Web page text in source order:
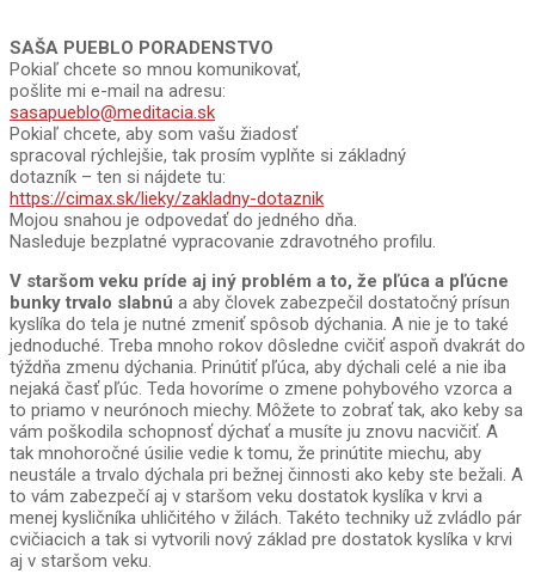
SAŠA PUEBLO PORADENSTVO
Pokiaľ chcete so mnou komunikovať,
pošlite mi e-mail na adresu:
sasapueblo@meditacia.sk
Pokiaľ chcete, aby som vašu žiadosť
spracoval rýchlejšie, tak prosím vyplňte si základný
dotazník – ten si nájdete tu:
https://cimax.sk/lieky/zakladny-dotaznik
Mojou snahou je odpovedať do jedného dňa.
Nasleduje bezplatné vypracovanie zdravotného profilu.
V staršom veku príde aj iný problém a to, že pľúca a pľúcne
bunky trvalo slabnú a aby človek zabezpečil dostatočný prísun
kyslíka do tela je nutné zmeniť spôsob dýchania. A nie je to také
jednoduché. Treba mnoho rokov dôsledne cvičiť aspoň dvakrát do
týždňa zmenu dýchania. Prinútiť pľúca, aby dýchali celé a nie iba
nejaká časť pľúc. Teda hovoríme o zmene pohybového vzorca a
to priamo v neurónoch miechy. Môžete to zobrať tak, ako keby sa
vám poškodila schopnosť dýchať a musíte ju znovu nacvičiť. A
tak mnohoročné úsilie vedie k tomu, že prinútite miechu, aby
neustále a trvalo dýchala pri bežnej činnosti ako keby ste bežali. A
to vám zabezpečí aj v staršom veku dostatok kyslíka v krvi a
menej kysličníka uhličitého v žilách. Takéto techniky už zvládlo pár
cvičiacich a tak si vytvorili nový základ pre dostatok kyslíka v krvi
aj v staršom veku.